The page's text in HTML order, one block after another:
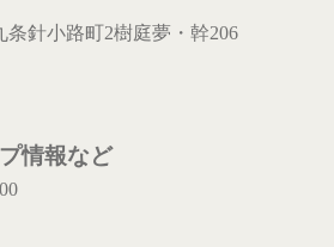
針小路町2樹庭夢・幹206
情報など